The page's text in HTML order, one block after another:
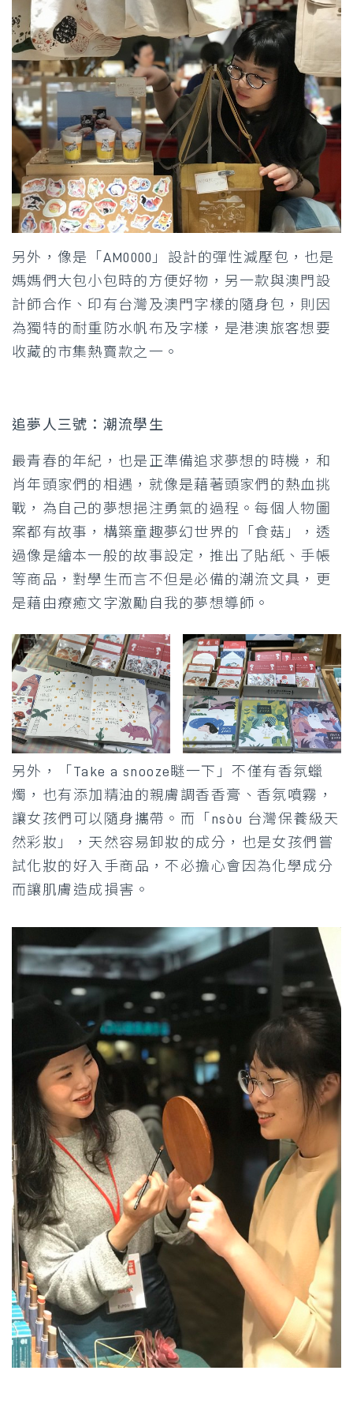
另外，像是「AM0000」設計的彈性減壓包，也是
媽媽們大包小包時的方便好物，另一款與澳門設
計師合作、印有台灣及澳門字樣的隨身包，則因
為獨特的耐重防水帆布及字樣，是港澳旅客想要
收藏的市集熱賣款之一。
追夢人三號：潮流學生
最青春的年紀，也是正準備追求夢想的時機，和
肖年頭家們的相遇，就像是藉著頭家們的熱血挑
戰，為自己的夢想挹注勇氣的過程。每個人物圖
案都有故事，構築童趣夢幻世界的「食菇」，透
過像是繪本一般的故事設定，推出了貼紙、手帳
等商品，對學生而言不但是必備的潮流文具，更
是藉由療癒文字激勵自我的夢想導師。
另外，「Take a snooze瞇一下」不僅有香氛蠟
燭，也有添加精油的親膚調香香膏、香氛噴霧，
讓女孩們可以隨身攜帶。而「nsòu 台灣保養級天
然彩妝」，天然容易卸妝的成分，也是女孩們嘗
試化妝的好入手商品，不必擔心會因為化學成分
而讓肌膚造成損害。